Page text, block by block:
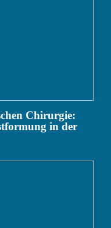
Chirurgie:
in der